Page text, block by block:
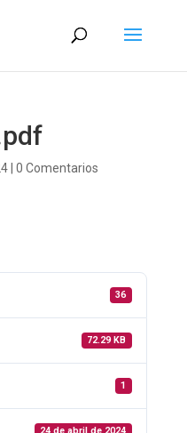
| 0 Comentarios
36
72.29 KB
1